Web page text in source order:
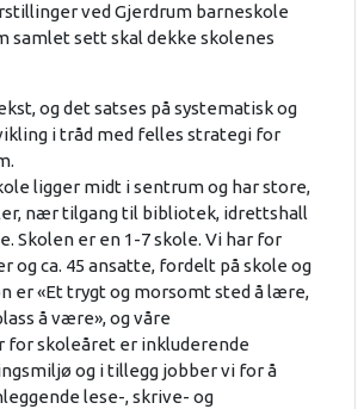
ved Gjerdrum barneskole
samlet sett skal dekke skolenes
og det satses på systematisk og
i tråd med felles strategi for
ligger midt i sentrum og har store,
nær tilgang til bibliotek, idrettshall
Skolen er en 1-7 skole. Vi har for
og ca. 45 ansatte, fordelt på skole og
er «Et trygt og morsomt sted å lære,
å være», og våre
for skoleåret er inkluderende
og i tillegg jobber vi for å
lese-, skrive- og